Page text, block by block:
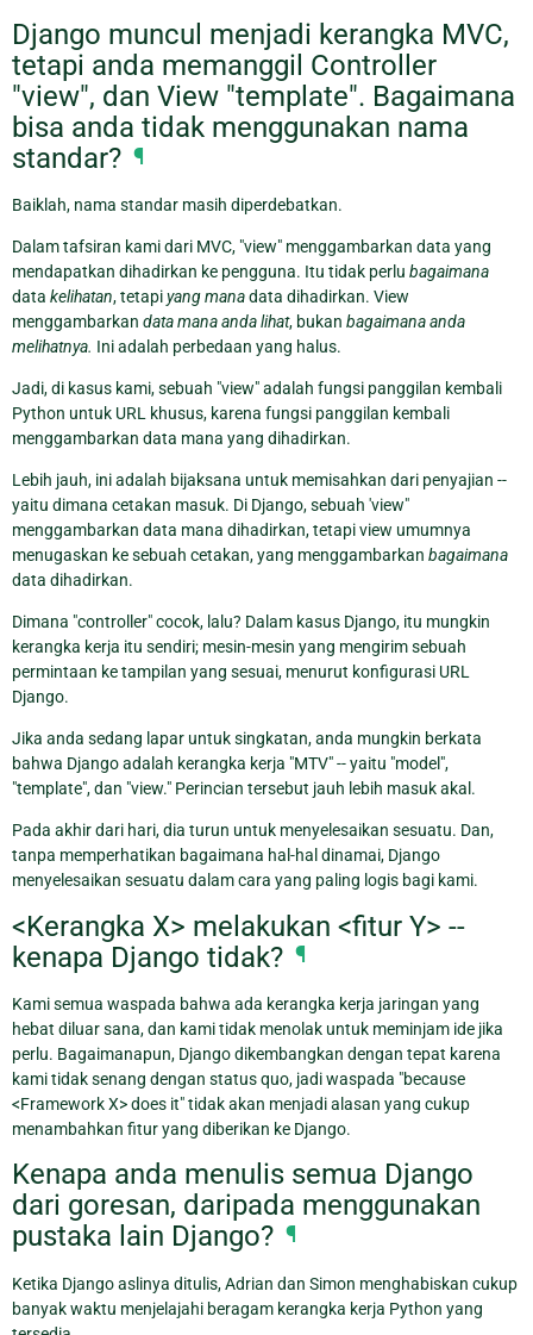
Django muncul menjadi kerangka MVC,
tetapi anda memanggil Controller
"view", dan View "template". Bagaimana
bisa anda tidak menggunakan nama
standar? ¶
Baiklah, nama standar masih diperdebatkan.
Dalam tafsiran kami dari MVC, "view" menggambarkan data yang
mendapatkan dihadirkan ke pengguna. Itu tidak perlu bagaimana
data kelihatan, tetapiyang manadata dihadirkan. View
menggambarkan data mana anda lihat, bukan bagaimana anda
melihatnya. Ini adalah perbedaan yang halus.
Jadi, di kasus kami, sebuah "view" adalah fungsi panggilan kembali
Python untuk URL khusus, karena fungsi panggilan kembali
menggambarkan data mana yang dihadirkan.
Lebih jauh, ini adalah bijaksana untuk memisahkan dari penyajian --
yaitu dimana cetakan masuk. Di Django, sebuah 'view"
menggambarkan data mana dihadirkan, tetapi view umumnya
menugaskan ke sebuah cetakan, yang menggambarkan bagaimana
data dihadirkan.
Dimana "controller" cocok, lalu? Dalam kasus Django, itu mungkin
kerangka kerja itu sendiri; mesin-mesin yang mengirim sebuah
permintaan ke tampilan yang sesuai, menurut konfigurasi URL
Django.
Jika anda sedang lapar untuk singkatan, anda mungkin berkata
bahwa Django adalah kerangka kerja "MTV" -- yaitu "model",
"template", dan "view." Perincian tersebut jauh lebih masuk akal.
Pada akhir dari hari, dia turun untuk menyelesaikan sesuatu. Dan,
tanpa memperhatikan bagaimana hal-hal dinamai, Django
menyelesaikan sesuatu dalam cara yang paling logis bagi kami.
<Kerangka X> melakukan <fitur Y> --
kenapa Django tidak? ¶
Kami semua waspada bahwa ada kerangka kerja jaringan yang
hebat diluar sana, dan kami tidak menolak untuk meminjam ide jika
perlu. Bagaimanapun, Django dikembangkan dengan tepat karena
kami tidak senang dengan status quo, jadi waspada "because
<Framework X> does it" tidak akan menjadi alasan yang cukup
menambahkan fitur yang diberikan ke Django.
Kenapa anda menulis semua Django
dari goresan, daripada menggunakan
pustaka lain Django? ¶
Ketika Django aslinya ditulis, Adrian dan Simon menghabiskan cukup
banyak waktu menjelajahi beragam kerangka kerja Python yang